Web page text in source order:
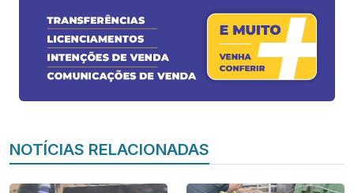
NOTÍCIAS RELACIONADAS